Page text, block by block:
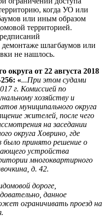
когда УО или
или иным образом
территорией.
шлагбаумов или
не нашлось.
округа от 22 августа 2018
«...При этом судами
г. Комиссией по
хозяйству и
муниципального округа
жителей, после чего
на заседании
округа Ховрино, где
принято решение о
устройства
многоквартирного
д. 42.
дороге,
данное
ограничивать проезд на